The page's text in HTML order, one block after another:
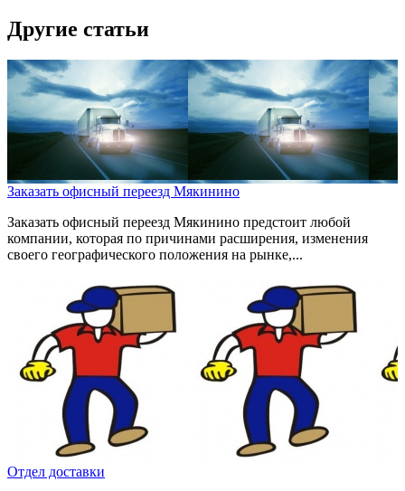
Другие статьи
Заказать офисный переезд Мякинино
Заказать офисный переезд Мякинино предстоит любой
компании, которая по причинами расширения, изменения
своего географического положения на рынке,...
Отдел доставки